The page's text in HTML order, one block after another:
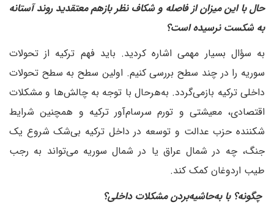
حال با این میزان از فاصله و شکاف نظر باز‌هم معتقدید روند آستانه
به شکست نرسیده است؟
به سؤال بسیار مهمی اشاره کردید. باید فهم ترکیه از تحولات
سوریه را در چند سطح بررسی کنیم. اولین سطح به سطح تحولات
داخلی ترکیه بازمی‌گردد. به‌هرحال با توجه به چالش‌ها و مشکلات
اقتصادی، معیشتی و تورم سرسام‌آور ترکیه و همچنین شرایط
شکننده حزب عدالت و توسعه در داخل ترکیه بی‌شک شروع یک
جنگ، چه در شمال عراق یا در شمال سوریه می‌تواند به رجب
طیب اردوغان کمک کند.
‌ چگونه؟ با به‌حاشیه‌بردن مشکلات داخلی؟